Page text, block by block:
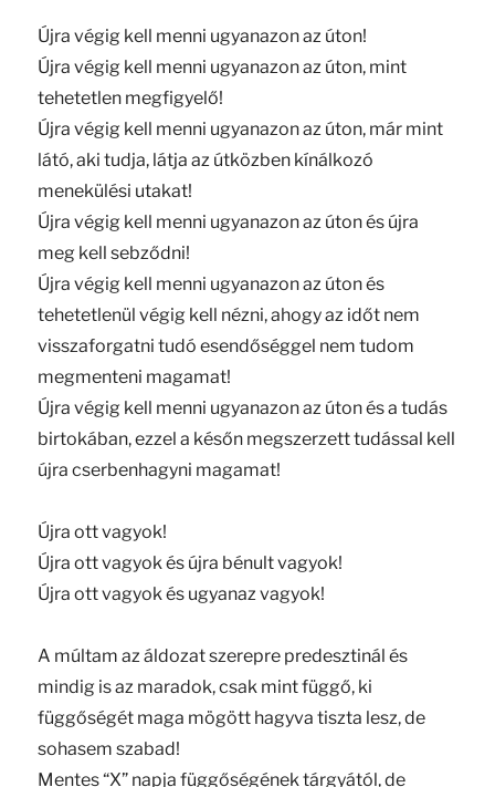
Újra végig kell menni ugyanazon az úton!
Újra végig kell menni ugyanazon az úton, mint
tehetetlen megfigyelő!
Újra végig kell menni ugyanazon az úton, már mint
látó, aki tudja, látja az útközben kínálkozó
menekülési utakat!
Újra végig kell menni ugyanazon az úton és újra
meg kell sebződni!
Újra végig kell menni ugyanazon az úton és
tehetetlenül végig kell nézni, ahogy az időt nem
visszaforgatni tudó esendőséggel nem tudom
megmenteni magamat!
Újra végig kell menni ugyanazon az úton és a tudás
birtokában, ezzel a későn megszerzett tudással kell
újra cserbenhagyni magamat!
Újra ott vagyok!
Újra ott vagyok és újra bénult vagyok!
Újra ott vagyok és ugyanaz vagyok!
A múltam az áldozat szerepre predesztinál és
mindig is az maradok, csak mint függő, ki
függőségét maga mögött hagyva tiszta lesz, de
sohasem szabad!
Mentes “X” napja függőségének tárgyától, de